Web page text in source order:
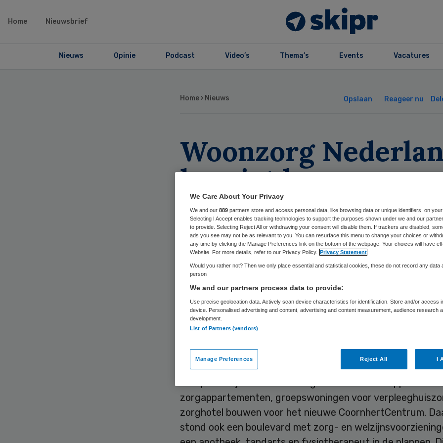
Home Nieuwsbrief
Nieuws Opinie Podcast Video’s Thema’s Events Vacatures
Home › Nieuws Opslaan Reageer nu
Woonzorg
herziet bouw
CoornhertCentrum
Skipr Redactie 8 juli 2010,09:37 44 keer gelezen
Woonzorg Nederland herziet de nieuwbouwplannen van het
CoornhertCentrum aan het Erasmusplein in Den Haag. Er
meer bescheiden plan voor in de plaats.
Nieuw CoornhertCentrum met
zorgappartementen, groepswoningen voor
zorghotel bouwen voor het nieuwe CoornhertCentrum.
stond ook een boulevard met zorg- en
We Care About Your Privacy
We and our 889 partners store and access personal data, like browsing data or unique identifiers, on your
Selecting I Accept enables tracking technologies to support the purposes shown under we and our
to provide. Selecting Reject All or withdrawing your consent will disable them. If trackers are disabled,
ads you see may not be as relevant to you. You can resurface this menu to change your choices or
any time by clicking the Manage Preferences link on the bottom of the webpage. Your choices will have
Website. For more details, refer to our Privacy Policy. Privacy Statement
Would you rather not? Then we only place essential and statistical cookies, these do not record any data
person
We and our partners process data to provide:
Use precise geolocation data. Actively scan device characteristics for identification. Store and/or access
device. Personalised advertising and content, advertising and content measurement, audience research
development.
List of Partners (vendors)
Manage Preferences Reject All I